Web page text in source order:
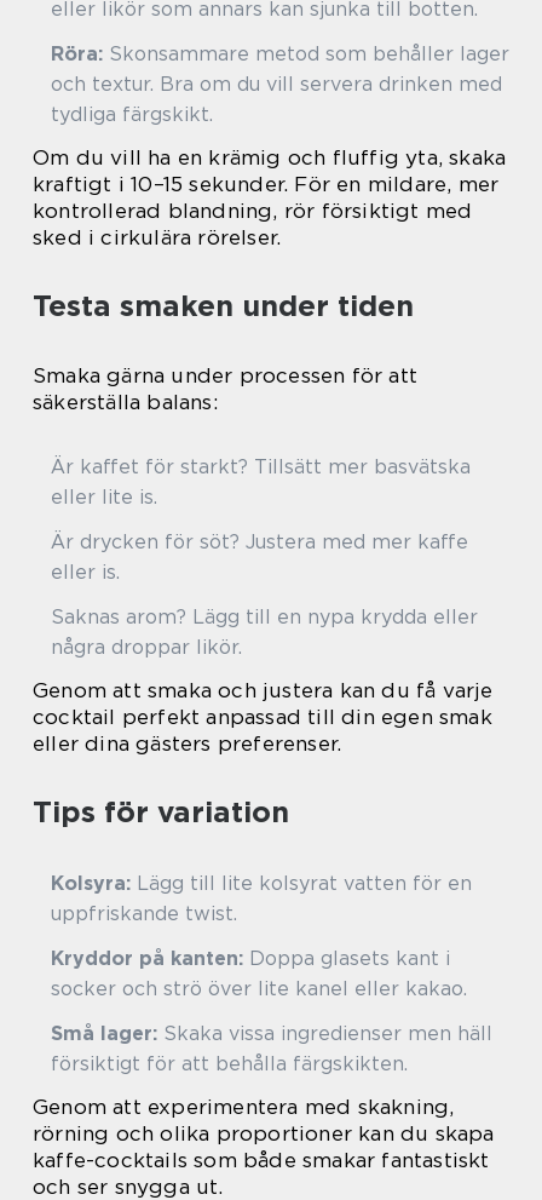
eller likör som annars kan sjunka till botten.
Röra: Skonsammare metod som behåller lager
och textur. Bra om du vill servera drinken med
tydliga färgskikt.
Om du vill ha en krämig och fluffig yta, skaka
kraftigt i 10–15 sekunder. För en mildare, mer
kontrollerad blandning, rör försiktigt med
sked i cirkulära rörelser.
Testa smaken under tiden
Smaka gärna under processen för att
säkerställa balans:
Är kaffet för starkt? Tillsätt mer basvätska
eller lite is.
Är drycken för söt? Justera med mer kaffe
eller is.
Saknas arom? Lägg till en nypa krydda eller
några droppar likör.
Genom att smaka och justera kan du få varje
cocktail perfekt anpassad till din egen smak
eller dina gästers preferenser.
Tips för variation
Kolsyra: Lägg till lite kolsyrat vatten för en
uppfriskande twist.
Kryddor på kanten: Doppa glasets kant i
socker och strö över lite kanel eller kakao.
Små lager: Skaka vissa ingredienser men häll
försiktigt för att behålla färgskikten.
Genom att experimentera med skakning,
rörning och olika proportioner kan du skapa
kaffe-cocktails som både smakar fantastiskt
och ser snygga ut.